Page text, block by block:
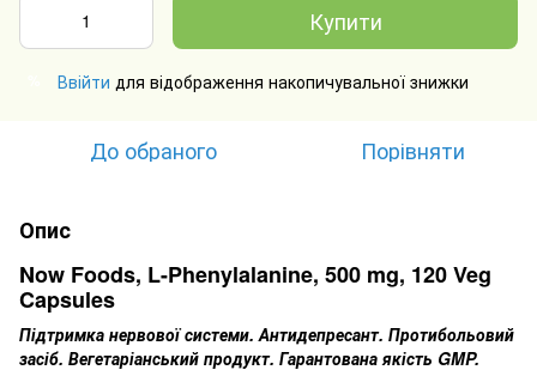
Купити
Ввійти для відображення накопичувальної знижки
До обраного Порівняти
Опис
Now Foods, L-Phenylalanine, 500 mg, 120 Veg
Capsules
Підтримка нервової системи. Антидепресант. Протибольовий
засіб. Вегетаріанський продукт. Гарантована якість GMP.